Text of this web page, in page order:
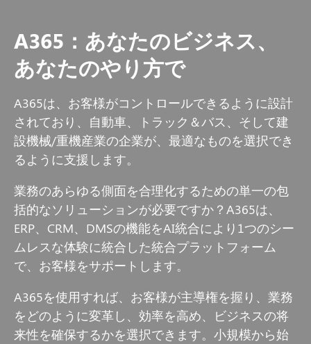
A365：あなたのビジネス、
あなたのやり方で
A365は、お客様がコントロールできるように設計
されており、自動車、トラック＆バス、そして建
設機械/重機産業の企業が、最適なものを選択でき
るように支援します。
業務のあらゆる側面を合理化するための単一の包
括的なソリューションが必要ですか？A365は、
ERP、CRM、DMSの機能をAI統合により1つのシー
ムレスな体験に統合した統合プラットフォーム
で、お客様をサポートします。
A365を使用すれば、お客様が主導権を握り、業務
をどのように変革し、効率を高め、ビジネスの将
来性を確保するかを選択できます。小規模から始